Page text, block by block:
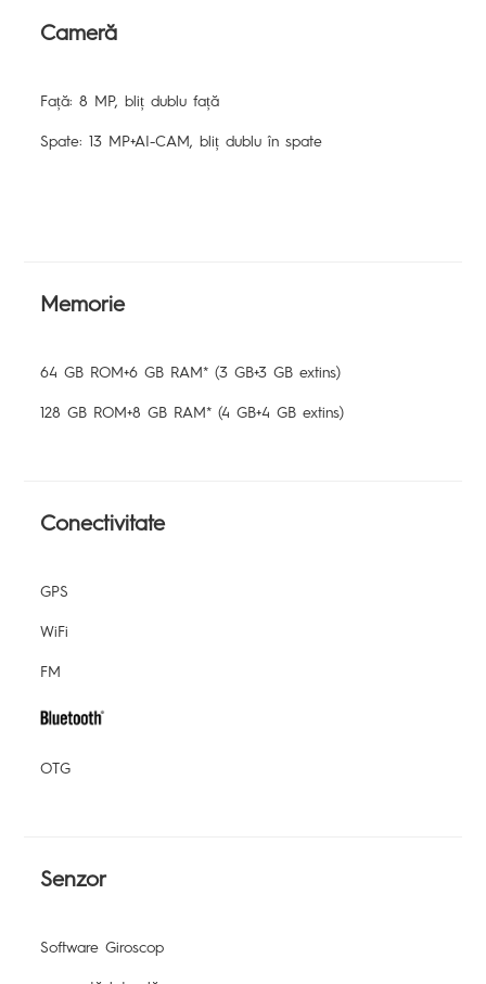
Cameră
Față: 8 MP, bliț dublu față
Spate: 13 MP+AI-CAM, bliț dublu în spate
Memorie
64 GB ROM+6 GB RAM* (3 GB+3 GB extins)
128 GB ROM+8 GB RAM* (4 GB+4 GB extins)
Conectivitate
GPS
WiFi
FM
OTG
Senzor
Software Giroscop